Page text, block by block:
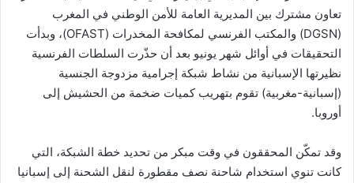
تعاون مشترك بين المديرية العامة للأمن الوطني في المغرب
(DGSN) والمكتب الفرنسي لمكافحة المخدرات (OFAST)، وبدأت
التحقيقات في أوائل شهر يونيو بعد أن حذّرت السلطات الفرنسية
نظيرتها الإسبانية من نشاط شبكة إجرامية مزدوجة الجنسية
(إسبانية-مغربية) تقوم بتهريب كميات ضخمة من الحشيش إلى
أوروبا.
وقد تمكّن المحققون في وقت مبكر من تحديد خطة الشبكة، التي
كانت تنوي استخدام شاحنة نصف مقطورة لنقل الشحنة إلى إسبانيا